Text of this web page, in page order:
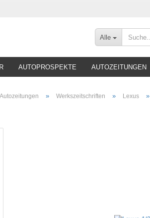
Alle
AUTOPROSPEKTE AUTOZEITUNGEN
Autozeitungen » Werkszeitschriften » Lexus »